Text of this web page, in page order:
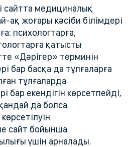
сайтта медициналық
жоғары кәсіби білімдері
психологтарға,
қатысты
«Дәрігер» терминін
бар басқа да тұлғаларға
тұлғаларда
бар екендігін көрсетпейді,
да болса
сайт бойынша
үшін арналады.